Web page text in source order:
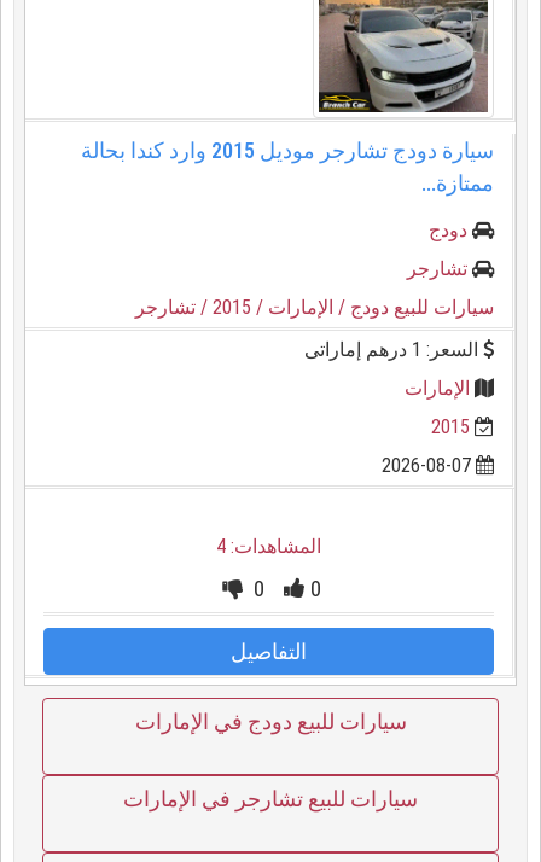
سيارة دودج تشارجر موديل 2015 وارد كندا بحالة
ممتازة...
دودج
تشارجر
سيارات للبيع دودج / الإمارات / 2015
/ تشارجر
السعر: 1 درهم إماراتى
الإمارات
2015
المشاهدات: 4
0
0
التفاصيل
سيارات للبيع دودج في الإمارات
سيارات للبيع تشارجر في الإمارات